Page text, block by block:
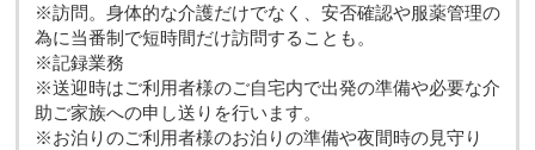
※訪問。身体的な介護だけでなく、安否確認や服薬管理の
為に当番制で短時間だけ訪問することも。
※記録業務
※送迎時はご利用者様のご自宅内で出発の準備や必要な介
助ご家族への申し送りを行います。
※お泊りのご利用者様のお泊りの準備や夜間時の見守り